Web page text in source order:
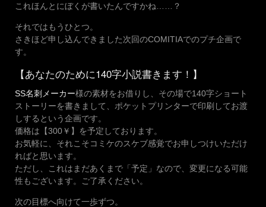
これほんとにぼくが書いたんですかね……？
それではもうひとつ。
さきほど申し込んできました次回のCOMITIAでのプチ企画で
す。
【あなたのために140字小説書きます！】
SS名刺メーカー様の素材をお借りし、その場で140字ショート
ストーリーを書きまして、ポケットプリンターで印刷してお渡
しするという企画です。
価格は【300￥】を予定しております。
お気軽に、それこそコミケのスケブ感覚でお申しつけいただけ
ればと思います。
ただし、これはまだあくまで「予定」なので、変更になる可能
性もございます。ご了承ください。
次の目標へ向けて一歩ずつ。